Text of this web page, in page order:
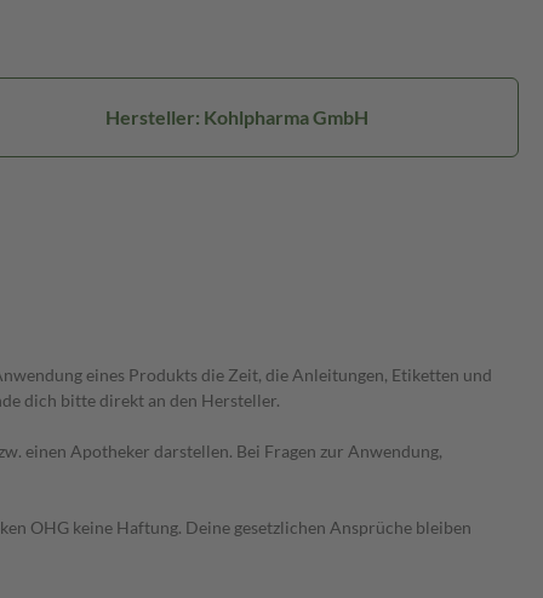
Hersteller: Kohlpharma GmbH
eines Produkts die Zeit, die Anleitungen, Etiketten und
dich bitte direkt an den Hersteller.
einen Apotheker darstellen. Bei Fragen zur Anwendung,
OHG keine Haftung. Deine gesetzlichen Ansprüche bleiben